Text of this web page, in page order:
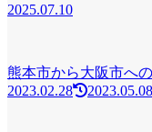
2025.07.10
熊本市から大阪市へ
2023.02.28
2023.05.08